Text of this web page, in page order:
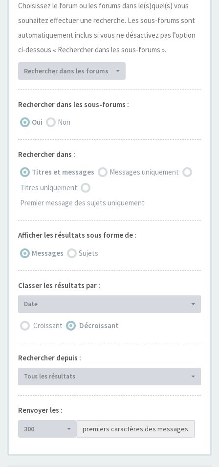
Choisissez le forum ou les forums dans le(s)quel(s) vous
souhaitez effectuer une recherche. Les sous-forums sont
automatiquement inclus si vous ne désactivez pas l’option
ci-dessous « Rechercher dans les sous-forums ».
Rechercher dans les forums
Rechercher dans les sous-forums :
Oui
Non
Rechercher dans :
Titres et messages
Messages uniquement
Titres uniquement
Premier message des sujets uniquement
Afficher les résultats sous forme de :
Messages
Sujets
Classer les résultats par :
Date
Croissant Décroissant
Rechercher depuis :
Tous les résultats
Renvoyer les :
300 premiers caractères des messages